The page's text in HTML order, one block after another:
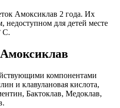
Амоксиклав 2 года. Их
недоступном для детей месте
С.
компонентами
и клавулановая кислота,
Бактоклав, Медоклав,